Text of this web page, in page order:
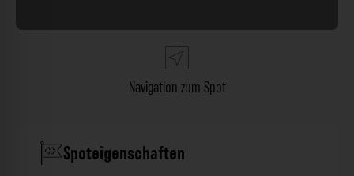
Navigation zum Spot
Spoteigenschaften